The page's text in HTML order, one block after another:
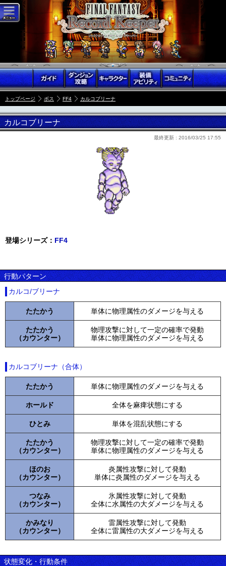
トップページ ボス FF4 カルコブリーナ
カルコブリーナ
最終更新 : 2016/03/25 17:55
登場シリーズ： FF4
行動パターン
カルコ/ブリーナ
たたかう 単体に物理属性のダメージを与える
たたかう
（カウンター）
物理攻撃に対して一定の確率で発動
単体に物理属性のダメージを与える
カルコブリーナ（合体）
たたかう 単体に物理属性のダメージを与える
ホールド 全体を麻痺状態にする
ひとみ 単体を混乱状態にする
たたかう
（カウンター）
物理攻撃に対して一定の確率で発動
単体に物理属性のダメージを与える
ほのお
（カウンター）
炎属性攻撃に対して発動
単体に炎属性のダメージを与える
つなみ
（カウンター）
氷属性攻撃に対して発動
全体に水属性の大ダメージを与える
かみなり
（カウンター）
雷属性攻撃に対して発動
全体に雷属性の大ダメージを与える
状態変化・行動条件